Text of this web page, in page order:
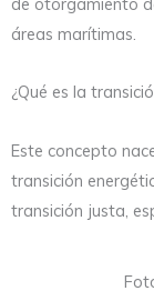
áreas marítimas.
¿Qué es la
Este concepto
transición
transición justa,